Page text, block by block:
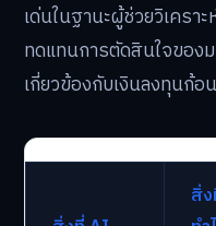
เด่นในฐานะผู้ช่วยวิเครา
ทดแทนการตัดสินใจของ
เกี่ยวข้องกับเงินลงทุนก้
สิ่